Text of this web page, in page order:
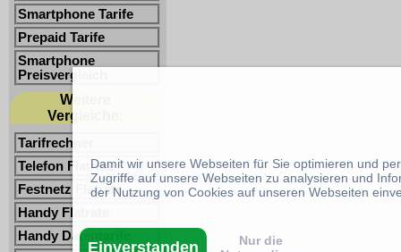
Smartphone Tarife
Prepaid Tarife
Smartphone
Preisvergleich
Weitere
Vergleiche:
Tarifrechner
Telefon Flatrate
Festnetz Flatrate
Handy Flatrate
Handy Datentarife
Damit wir unsere Webseiten für Sie optimieren und
Zugriffe auf unsere Webseiten zu analysieren und
der Nutzung von Cookies auf unseren Webseiten
Einverstanden
Nur die